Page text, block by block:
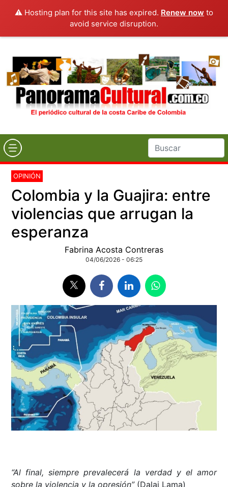
⚠️ Hosting plan for this site has expired. Renew now to
avoid service disruption.
OPINIÓN
Colombia y la Guajira: entre
violencias que arrugan la
esperanza
Fabrina Acosta Contreras
04/06/2026 - 06:25
“Al final, siempre prevalecerá la verdad y el amor
sobre la violencia y la opresión”(Dalai Lama)